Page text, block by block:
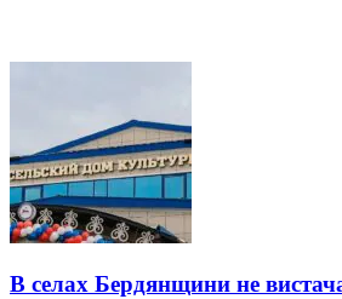
В селах Бердянщини не